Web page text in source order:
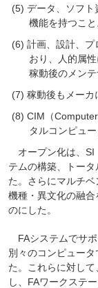
データ、ソフト
機能を持つこと
計画、設計、プ
おり、人的属
稼動後のメンテ
稼動後もメーカ
CIM（
タルコンピュ
オープン化は、SI
テムの構築、トー
た。さらにマルチ
機種・異文化の融
のにした。
FAシステムでサポ
別々のコンピュー
た。これらに対し
し、FAワークステ